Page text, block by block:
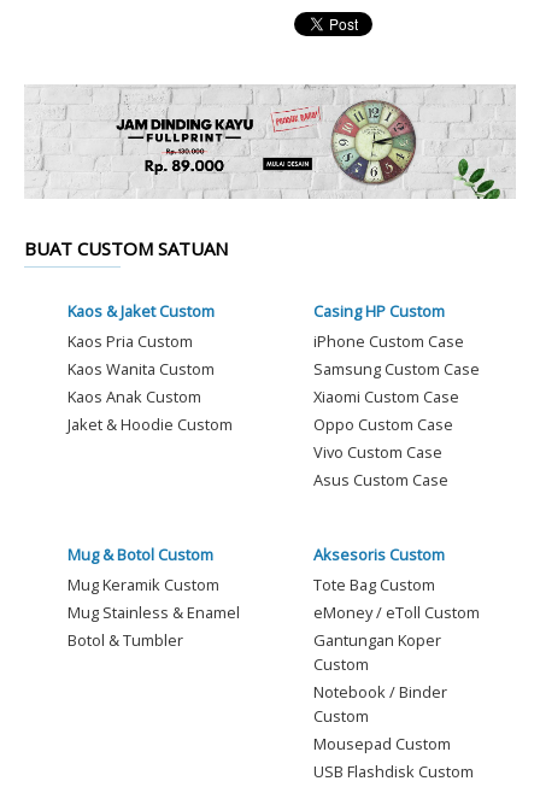
BUAT CUSTOM SATUAN
Kaos & Jaket Custom
Kaos Pria Custom
Kaos Wanita Custom
Kaos Anak Custom
Jaket & Hoodie Custom
Casing HP Custom
iPhone Custom Case
Samsung Custom Case
Xiaomi Custom Case
Oppo Custom Case
Vivo Custom Case
Asus Custom Case
Mug & Botol Custom
Mug Keramik Custom
Mug Stainless & Enamel
Botol & Tumbler
Aksesoris Custom
Tote Bag Custom
eMoney / eToll Custom
Gantungan Koper
Custom
Notebook / Binder
Custom
Mousepad Custom
USB Flashdisk Custom